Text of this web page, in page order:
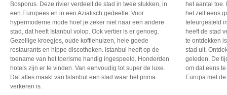
Bosporus. Deze rivier verdeelt de stad in twee stukken, in
een Europees en in een Aziatisch gedeelte. Voor
hypermoderne mode hoef je zeker niet naar een andere
stad, dat heeft Istanbul volop. Ook vertier is er genoeg.
Gezellige kroegjes, oude koffiehuizen, hele goede
restaurants en hippe discotheken. Istanbul heeft op de
toename van het toerisme handig ingespeeld. Honderden
hotels zijn er te vinden. Van eenvoudig tot super de luxe.
Dat alles maakt van Istanbul een stad waar het prima
verkeren is.
het aantal
het zelf eens
teleurgesteld
heeft de stad
te ontdekken
stad uit.
geleden. De
om dat eens
Europa met